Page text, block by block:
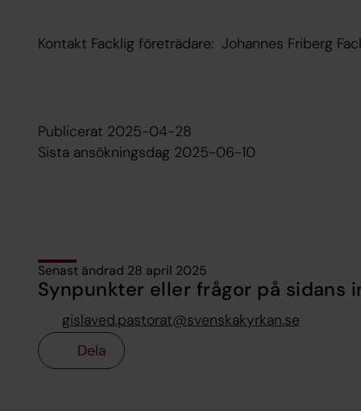
Kontakt Facklig företrädare: Johannes Friberg
Publicerat 2025-04-28
Sista ansökningsdag 2025-06-10
Senast ändrad 28 april 2025
Synpunkter eller frågor på sidans
gislaved.pastorat@svenskakyrkan.se
Dela